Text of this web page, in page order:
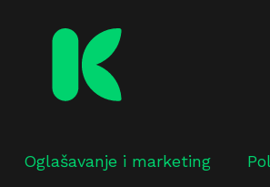
Oglašavanje i marketing